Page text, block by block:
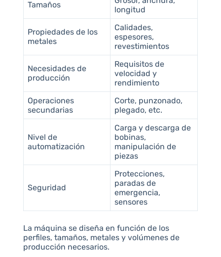
Tamaños
longitud
Propiedades de los
metales
Calidades,
espesores,
revestimientos
Necesidades de
producción
Requisitos de
velocidad y
rendimiento
Operaciones
secundarias
Corte, punzonado,
plegado, etc.
Nivel de
automatización
Carga y descarga de
bobinas,
manipulación de
piezas
Seguridad
Protecciones,
paradas de
emergencia,
sensores
La máquina se diseña en función de los
perfiles, tamaños, metales y volúmenes de
producción necesarios.